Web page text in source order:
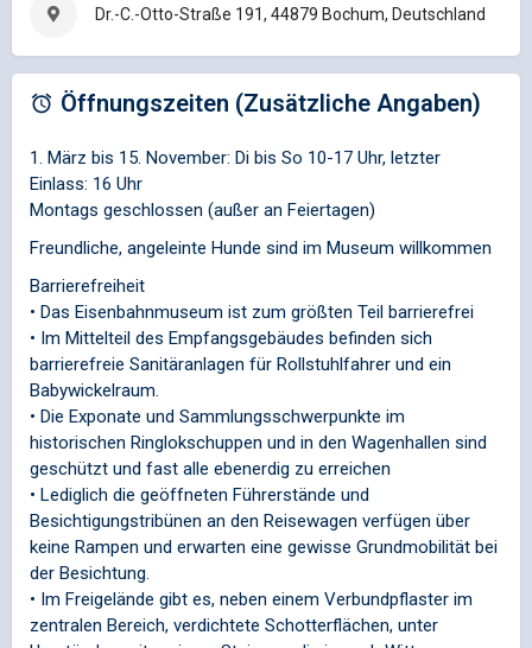
Dr.-C.-Otto-Straße 191, 44879 Bochum, Deutschland
Öffnungszeiten (Zusätzliche Angaben)
1. März bis 15. November: Di bis So 10-17 Uhr, letzter
Einlass: 16 Uhr
Montags geschlossen (außer an Feiertagen)
Freundliche, angeleinte Hunde sind im Museum willkommen
Barrierefreiheit
• Das Eisenbahnmuseum ist zum größten Teil barrierefrei
• Im Mittelteil des Empfangsgebäudes befinden sich
barrierefreie Sanitäranlagen für Rollstuhlfahrer und ein
Babywickelraum.
• Die Exponate und Sammlungsschwerpunkte im
historischen Ringlokschuppen und in den Wagenhallen sind
geschützt und fast alle ebenerdig zu erreichen
• Lediglich die geöffneten Führerstände und
Besichtigungstribünen an den Reisewagen verfügen über
keine Rampen und erwarten eine gewisse Grundmobilität bei
der Besichtung.
• Im Freigelände gibt es, neben einem Verbundpflaster im
zentralen Bereich, verdichtete Schotterflächen, unter